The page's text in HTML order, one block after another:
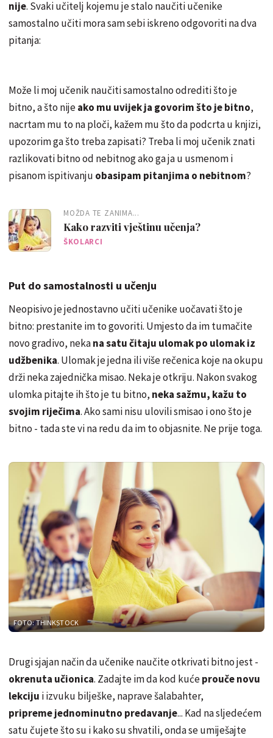
nije. Svaki učitelj kojemu je stalo naučiti učenike
samostalno učiti mora sam sebi iskreno odgovoriti na dva
pitanja:
Može li moj učenik naučiti samostalno odrediti što je
bitno, a što nijeako mu uvijek ja govorim što je bitno,
nacrtam mu to na ploči, kažem mu što da podcrta u knjizi,
upozorim ga što treba zapisati? Treba li moj učenik znati
razlikovati bitno od nebitnog ako ga ja u usmenom i
pisanom ispitivanju obasipam pitanjima o nebitnom?
MOŽDA TE ZANIMA...
Kako razviti vještinu učenja?
ŠKOLARCI
Put do samostalnosti u učenju
Neopisivo je jednostavno učiti učenike uočavati što je
bitno: prestanite im to govoriti. Umjesto da im tumačite
novo gradivo, nekana satu čitaju ulomak po ulomak iz
udžbenika. Ulomak je jedna ili više rečenica koje na okupu
drži neka zajednička misao. Neka je otkriju. Nakon svakog
ulomka pitajte ih što je tu bitno, neka sažmu, kažu to
svojim riječima. Ako sami nisu ulovili smisao i ono što je
bitno - tada ste vi na redu da im to objasnite. Ne prije toga.
FOTO: THINKSTOCK
Drugi sjajan način da učenike naučite otkrivati bitno jest -
okrenuta učionica. Zadajte im da kod kućeprouče novu
lekciju i izvuku bilješke, naprave šalabahter,
pripremejednominutno predavanje... Kad na sljedećem
satu čujete što su i kako su shvatili, onda se umiješajte